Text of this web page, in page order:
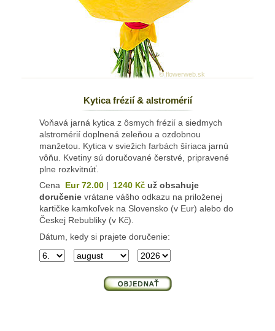
© flowerweb.sk
Kytica frézií & alstromérií
Voňavá jarná kytica z ôsmych frézií a siedmych
alstromérií doplnená zeleňou a ozdobnou
manžetou. Kytica v sviežich farbách šíriaca jarnú
vôňu. Kvetiny sú doručované čerstvé, pripravené
plne rozkvitnúť.
Cena
Eur 72.00| 1240 Kč už obsahuje
doručenie vrátane vášho odkazu na priloženej
kartičke kamkoľvek na Slovensko (v Eur) alebo do
Českej Rebubliky (v Kč).
Dátum, kedy si prajete doručenie: